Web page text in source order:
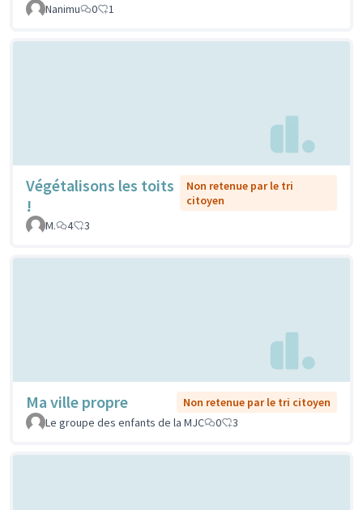
Nanimu
0 1
Végétalisons les toits
!
Non retenue par le tri
citoyen
M.
4 3
Ma ville propre
Non retenue par le tri citoyen
Le groupe des enfants de la MJC
0 3